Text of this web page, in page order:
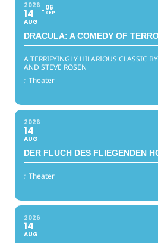
2026
14
AUG
06
SEP
DRACULA: A COMEDY OF
A TERRIFYINGLY HILARIOUS CLASSIC
AND STEVE ROSEN
: Theater
2026
14
AUG
DER FLUCH DES FLIEGENDEN
: Theater
2026
14
AUG